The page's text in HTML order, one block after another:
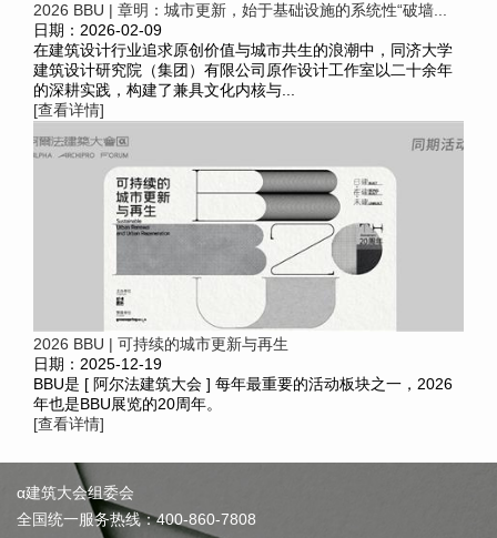
2026 BBU | 章明：城市更新，始于基础设施的系统性“破墙...
日期：2026-02-09
在建筑设计行业追求原创价值与城市共生的浪潮中，同济大学
建筑设计研究院（集团）有限公司原作设计工作室以二十余年
的深耕实践，构建了兼具文化内核与...
[查看详情]
2026 BBU | 可持续的城市更新与再生
日期：2025-12-19
BBU是 [ 阿尔法建筑大会 ] 每年最重要的活动板块之一，2026
年也是BBU展览的20周年。
[查看详情]
α建筑大会组委会
全国统一服务热线：400-860-7808